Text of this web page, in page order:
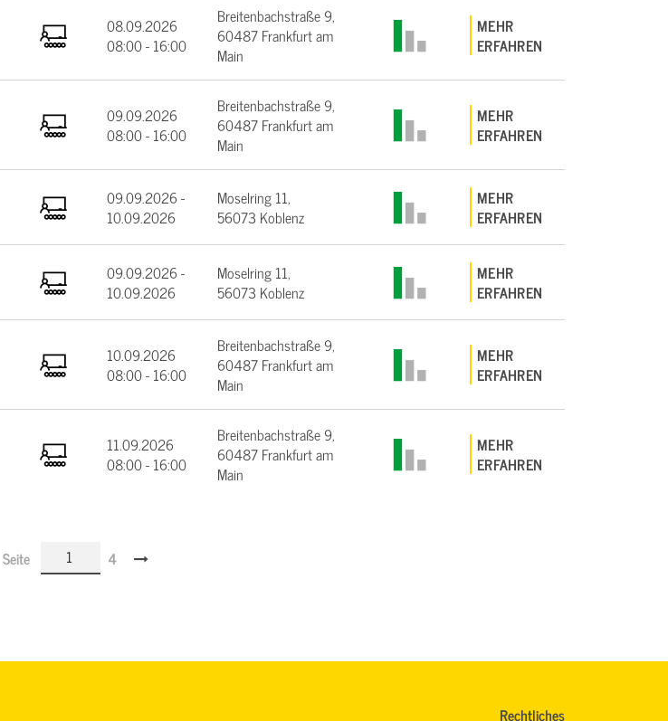
08.09.2026
08:00 - 16:00
Breitenbachstraße 9,
60487 Frankfurt am
Main
MEHR
ERFAHREN
09.09.2026
08:00 - 16:00
Breitenbachstraße 9,
60487 Frankfurt am
Main
MEHR
ERFAHREN
09.09.2026 -
10.09.2026
Moselring 11,
56073 Koblenz
MEHR
ERFAHREN
09.09.2026 -
10.09.2026
Moselring 11,
56073 Koblenz
MEHR
ERFAHREN
10.09.2026
08:00 - 16:00
Breitenbachstraße 9,
60487 Frankfurt am
Main
MEHR
ERFAHREN
11.09.2026
08:00 - 16:00
Breitenbachstraße 9,
60487 Frankfurt am
Main
MEHR
ERFAHREN
Seite 4
Rechtliches